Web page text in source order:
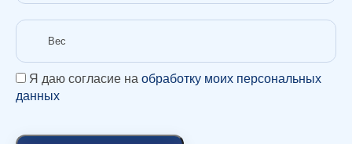
Я даю согласие наобработку моих персональных
данных